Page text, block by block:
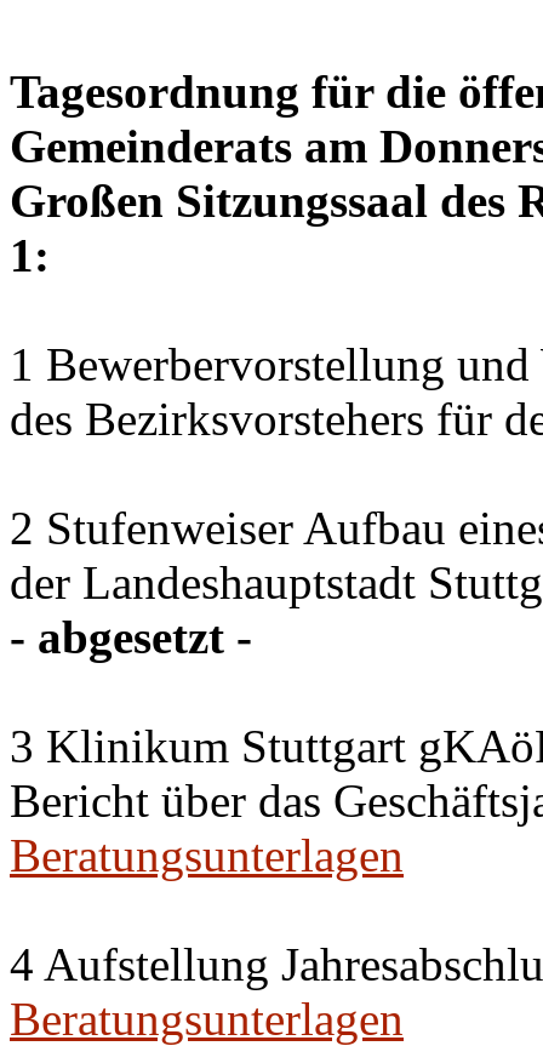
Tagesordnung für die
Gemeinderats am
Großen Sitzungssaal des
1:
1 Bewerbervorstellung
des Bezirksvorstehers für
2 Stufenweiser Aufbau
der Landeshauptstadt
- abgesetzt -
3 Klinikum Stuttgart
Bericht über das
Beratungsunterlagen
4 Aufstellung
Beratungsunterlagen